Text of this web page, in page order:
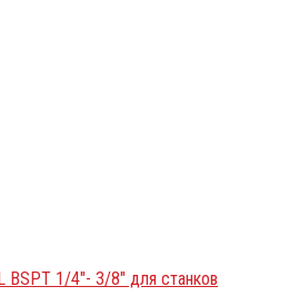
BSPT 1/4″- 3/8″ для станков